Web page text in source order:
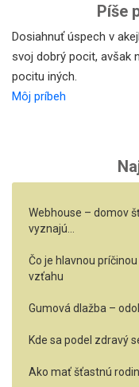
Píše
Dosiahnuť úspech v
svoj dobrý pocit, avšak
pocitu iných.
Môj príbeh
Webhouse – domov
vyznajú…
Čo je hlavnou
vzťahu
Gumová dlažba –
Kde sa podel zdravý
Ako mať šťastnú